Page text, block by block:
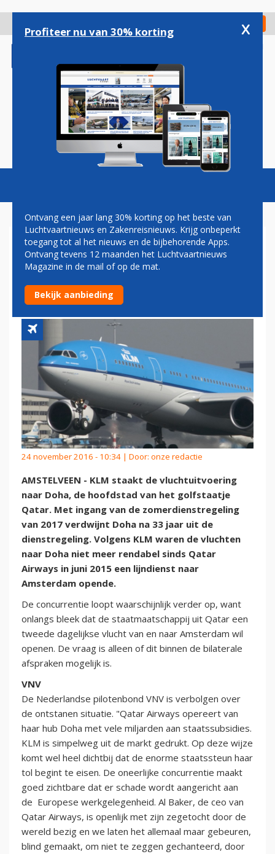
gaan
Check in
Magazine Podcasts Vacatures
CONCURRENTIE QATAR
AIRWAYS NEKT KLM-
LIJNDIENST NAAR DOHA
24 november 2016 - 10:34 | Door: onze redactie
AMSTELVEEN - KLM staakt de vluchtuitvoering
naar Doha, de hoofdstad van het golfstaatje
Qatar. Met ingang van de zomerdienstregeling
van 2017 verdwijnt Doha na 33 jaar uit de
dienstregeling. Volgens KLM waren de vluchten
naar Doha niet meer rendabel sinds Qatar
Airways in juni 2015 een lijndienst naar
Amsterdam opende.
De concurrentie loopt waarschijnlijk verder op, want
onlangs bleek dat de staatmaatschappij uit Qatar een
tweede dagelijkse vlucht van en naar Amsterdam wil
openen. De vraag is alleen of dit binnen de bilaterale
afspraken mogelijk is.
VNV
De Nederlandse pilotenbond VNV is verbolgen over
de ontstanen situatie. "Qatar Airways opereert van
haar hub Doha met vele miljarden aan staatssubsidies.
KLM is simpelweg uit de markt gedrukt. Op deze wijze
komt wel heel dichtbij dat de enorme staatssteun haar
tol begint te eisen. De oneerlijke concurrentie maakt
goed zichtbare dat er schade wordt aangericht aan
de Europese werkgelegenheid. Al Baker, de ceo van
Qatar Airways, is openlijk met zijn zegetocht door de
wereld bezig en we laten het allemaal maar gebeuren,
blind gemaakt, om niet te zeggen gechanteerd, door
Profiteer nu van 30% korting x
Ontvang een jaar lang 30% korting op het beste van
Luchtvaartnieuws en Zakenreisnieuws. Krijg onbeperkt
toegang tot al het nieuws en de bijbehorende Apps.
Ontvang tevens 12 maanden het Luchtvaartnieuws
Magazine in de mail of op de mat.
Bekijk aanbieding